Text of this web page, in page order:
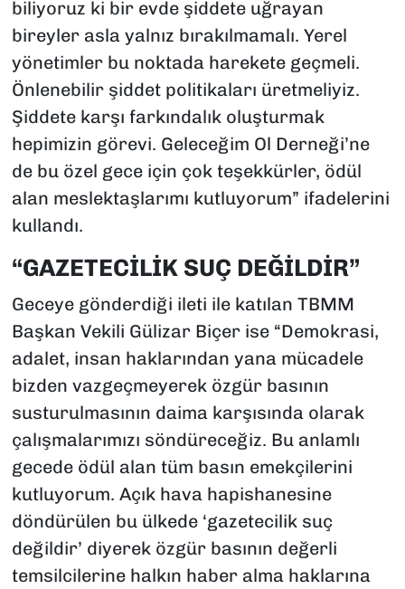
biliyoruz ki bir evde şiddete uğrayan
bireyler asla yalnız bırakılmamalı. Yerel
yönetimler bu noktada harekete geçmeli.
Önlenebilir şiddet politikaları üretmeliyiz.
Şiddete karşı farkındalık oluşturmak
hepimizin görevi. Geleceğim Ol Derneği’ne
de bu özel gece için çok teşekkürler, ödül
alan meslektaşlarımı kutluyorum” ifadelerini
kullandı.
“GAZETECİLİK SUÇ DEĞİLDİR”
Geceye gönderdiği ileti ile katılan TBMM
Başkan Vekili Gülizar Biçer ise “Demokrasi,
adalet, insan haklarından yana mücadele
bizden vazgeçmeyerek özgür basının
susturulmasının daima karşısında olarak
çalışmalarımızı söndüreceğiz. Bu anlamlı
gecede ödül alan tüm basın emekçilerini
kutluyorum. Açık hava hapishanesine
döndürülen bu ülkede ‘gazetecilik suç
değildir’ diyerek özgür basının değerli
temsilcilerine halkın haber alma haklarına